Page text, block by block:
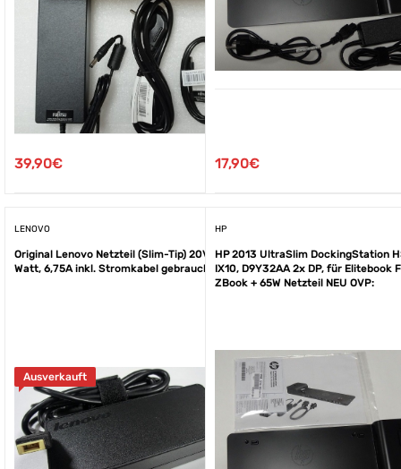
39,90€ 17,90€
LENOVO
Original Lenovo Netzteil (Slim-Tip) 20V, 135
Watt, 6,75A inkl. Stromkabel gebraucht
Ausverkauft
HP
HP 2013 UltraSlim DockingStation
IX10, D9Y32AA 2x DP, für Elitebook
ZBook + 65W Netzteil NEU OVP: